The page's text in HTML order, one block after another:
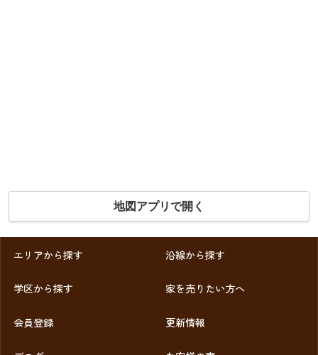
地図アプリで開く
エリアから探す 沿線から探す
学区から探す 家を売りたい方へ
会員登録 更新情報